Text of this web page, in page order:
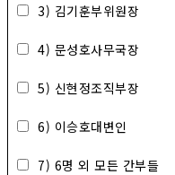
3) 김기훈부위원장
4) 문성호사무국장
5) 신현정조직부장
6) 이승호대변인
7) 6명 외 모든 간부들